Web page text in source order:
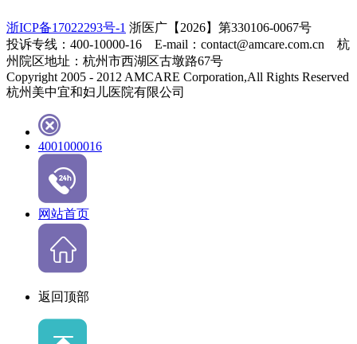
浙ICP备17022293号-1 浙医广【2026】第330106-0067号
投诉专线：400-10000-16 E-mail：contact@amcare.com.cn 杭
州院区地址：杭州市西湖区古墩路67号
Copyright 2005 - 2012 AMCARE Corporation,All Rights Reserved
杭州美中宜和妇儿医院有限公司
4001000016
网站首页
返回顶部